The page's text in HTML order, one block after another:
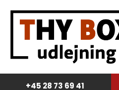
+45 28 73 69 41